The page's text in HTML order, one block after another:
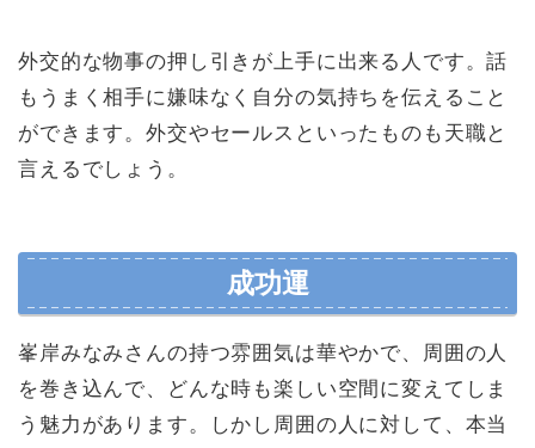
外交的な物事の押し引きが上手に出来る人です。話
もうまく相手に嫌味なく自分の気持ちを伝えること
ができます。外交やセールスといったものも天職と
言えるでしょう。
成功運
峯岸みなみさんの持つ雰囲気は華やかで、周囲の人
を巻き込んで、どんな時も楽しい空間に変えてしま
う魅力があります。しかし周囲の人に対して、本当